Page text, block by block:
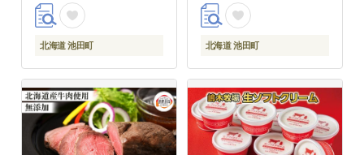
北海道 池田町
定 トウモロコシ
北海道 池田町